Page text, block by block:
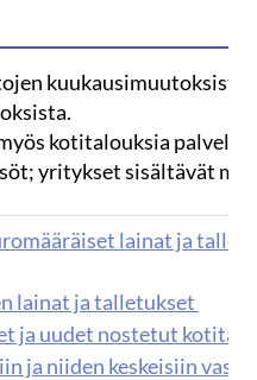
kotitalouksia
yritykset sisältävät
lainat ja
lainat ja talletukset
ja uudet nostetut
ja niiden keskeisiin